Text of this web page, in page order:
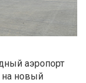
аэропорт
на новый